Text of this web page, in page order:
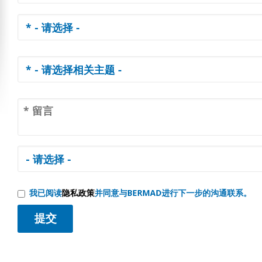
我已阅读隐私政策并同意与BERMAD进行下一步的沟通联系。